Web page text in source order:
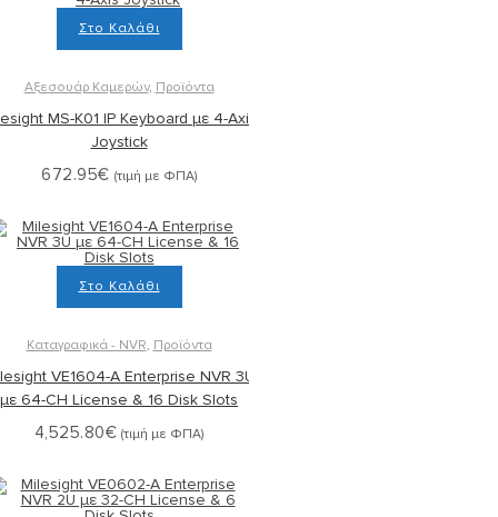
Στο Καλάθι
Αξεσουάρ Καμερών, Προϊόντα
MS-K01 IP Keyboard με 4-Axis
Joystick
672.95€ (τιμή με ΦΠΑ)
Στο Καλάθι
Καταγραφικά - NVR, Προϊόντα
VE1604-A Enterprise NVR 3U
με 64-CH License & 16 Disk Slots
4,525.80€ (τιμή με ΦΠΑ)